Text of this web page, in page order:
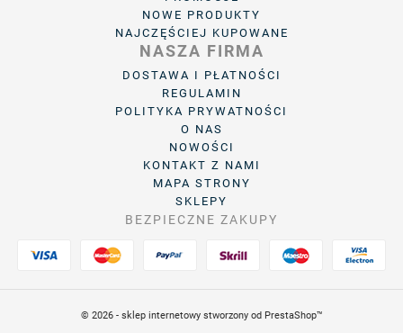
NOWE PRODUKTY
NAJCZĘŚCIEJ KUPOWANE
NASZA FIRMA
DOSTAWA I PŁATNOŚCI
REGULAMIN
POLITYKA PRYWATNOŚCI
O NAS
NOWOŚCI
KONTAKT Z NAMI
MAPA STRONY
SKLEPY
BEZPIECZNE ZAKUPY
© 2026 - sklep internetowy stworzony od PrestaShop™